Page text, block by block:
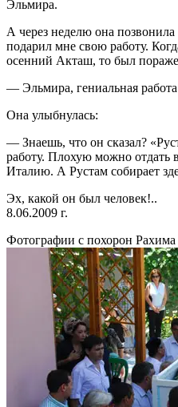
Эльмира.
А через неделю она
подарил мне свою работу.
осенний Акташ, то был
— Эльмира, гениальная
Она улыбнулась:
— Знаешь, что он сказал?
работу. Плохую можно
Италию. А Рустам собирает
Эх, какой он был человек!..
8.06.2009 г.
Фотографии с похорон